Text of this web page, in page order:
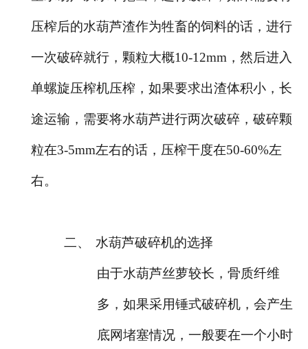
压榨后的水葫芦渣作为牲畜的饲料的话，进行
一次破碎就行，颗粒大概10-12mm，然后进入
单螺旋压榨机压榨，如果要求出渣体积小，长
途运输，需要将水葫芦进行两次破碎，破碎颗
粒在3-5mm左右的话，压榨干度在50-60%左
右。
二、 水葫芦破碎机的选择
由于水葫芦丝萝较长，骨质纤维
多，如果采用锤式破碎机，会产生
底网堵塞情况，一般要在一个小时